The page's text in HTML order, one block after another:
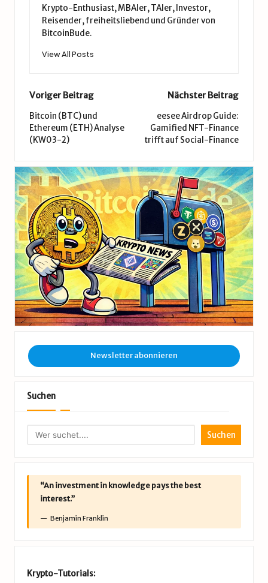
Krypto-Enthusiast, MBAler, TAler, Investor,
Reisender, freiheitsliebend und Gründer von
BitcoinBude.
View All Posts
Post
navigation
Voriger Beitrag
Bitcoin (BTC) und
Ethereum (ETH) Analyse
(KW03-2)
Nächster Beitrag
eesee Airdrop Guide:
Gamified NFT-Finance
trifft auf Social-Finance
Newsletter abonnieren
Suchen
Suchen
“An investment in knowledge pays the best
interest.”
Benjamin Franklin
Krypto-Tutorials: